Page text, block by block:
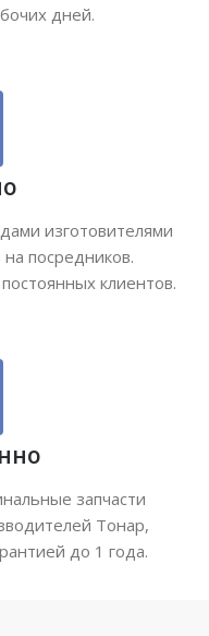
дней.
изготовителями
посредников.
клиентов.
запчасти
Тонар,
до 1 года.